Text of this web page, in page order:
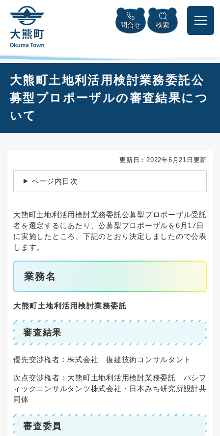
頭
メニューを飛ばして本文へ
問合せ 検索
大熊町土地利活用検討業務委託公
募型プロポーザルの審査結果につ
いて
更新日：2022年6月21日更新
ページ内目次
大熊町土地利活用検討業務委託公募型プロポーザル受託
者を選定するにあたり、公募型プロポーザルを6月17日
に実施したところ、下記のとおり決定しましたので公表
します。
業務名
大熊町土地利活用検討業務委託
審査結果
優先交渉権者：株式会社 復建技術コンサルタント
次点交渉権者：大熊町土地利活用検討業務委託 パシフ
ィックコンサルタンツ株式会社・日本みち研究所設計共
同体
審査委員​